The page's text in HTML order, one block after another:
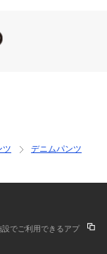
】
1点、セールの通
ツ
デニムパンツ
でご利用できるアプ